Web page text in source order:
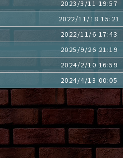
2023/3/11 19:57
2022/11/18 15:21
2022/11/6 17:43
2025/9/26 21:19
2024/2/10 16:59
2024/4/13 00:05